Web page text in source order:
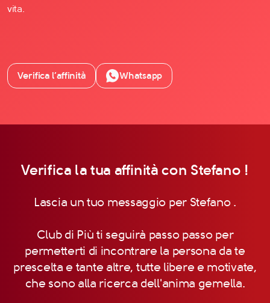
vita.
Verifica l’affinità Whatsapp
Verifica la tua affinità con Stefano !
Lascia un tuo messaggio per Stefano .
Club di Più ti seguirà passo passo per
permetterti di incontrare la persona da te
prescelta e tante altre, tutte libere e motivate,
che sono alla ricerca dell'anima gemella.